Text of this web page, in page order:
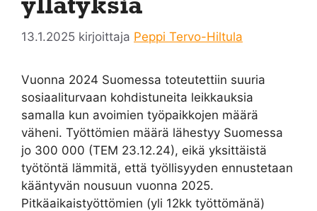
13.1.2025 kirjoittaja Peppi Tervo-Hiltula
Vuonna 2024 Suomessa toteutettiin suuria
sosiaaliturvaan kohdistuneita leikkauksia
samalla kun avoimien työpaikkojen määrä
väheni. Työttömien määrä lähestyy Suomessa
jo 300 000 (TEM 23.12.24), eikä yksittäistä
työtöntä lämmitä, että työllisyyden ennustetaan
kääntyvän nousuun vuonna 2025.
Pitkäaikaistyöttömien (yli 12kk työttömänä)